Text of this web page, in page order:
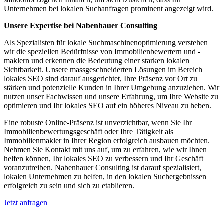
Unternehmen bei lokalen Suchanfragen prominent angezeigt wird.
Unsere Expertise bei Nabenhauer Consulting
Als Spezialisten für lokale Suchmaschinenoptimierung verstehen
wir die speziellen Bedürfnisse von Immobilienbewertern und -
maklern und erkennen die Bedeutung einer starken lokalen
Sichtbarkeit. Unsere massgeschneiderten Lösungen im Bereich
lokales SEO sind darauf ausgerichtet, Ihre Präsenz vor Ort zu
stärken und potenzielle Kunden in Ihrer Umgebung anzuziehen. Wir
nutzen unser Fachwissen und unsere Erfahrung, um Ihre Website zu
optimieren und Ihr lokales SEO auf ein höheres Niveau zu heben.
Eine robuste Online-Präsenz ist unverzichtbar, wenn Sie Ihr
Immobilienbewertungsgeschäft oder Ihre Tätigkeit als
Immobilienmakler in Ihrer Region erfolgreich ausbauen möchten.
Nehmen Sie Kontakt mit uns auf, um zu erfahren, wie wir Ihnen
helfen können, Ihr lokales SEO zu verbessern und Ihr Geschäft
voranzutreiben. Nabenhauer Consulting ist darauf spezialisiert,
lokalen Unternehmen zu helfen, in den lokalen Suchergebnissen
erfolgreich zu sein und sich zu etablieren.
Jetzt anfragen